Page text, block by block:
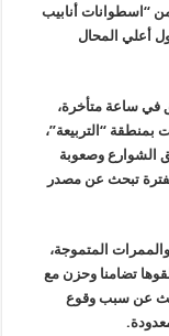
“اسطوانات أنابيب
أعلي المحال
في ساعة متأخرة،
بمنطقة“ التربيعة”،
الشوارع وصعوبة
تبحث عن مصدر
المتموجة،
تضامنا وحزن مع
عن سبب وقوع
.